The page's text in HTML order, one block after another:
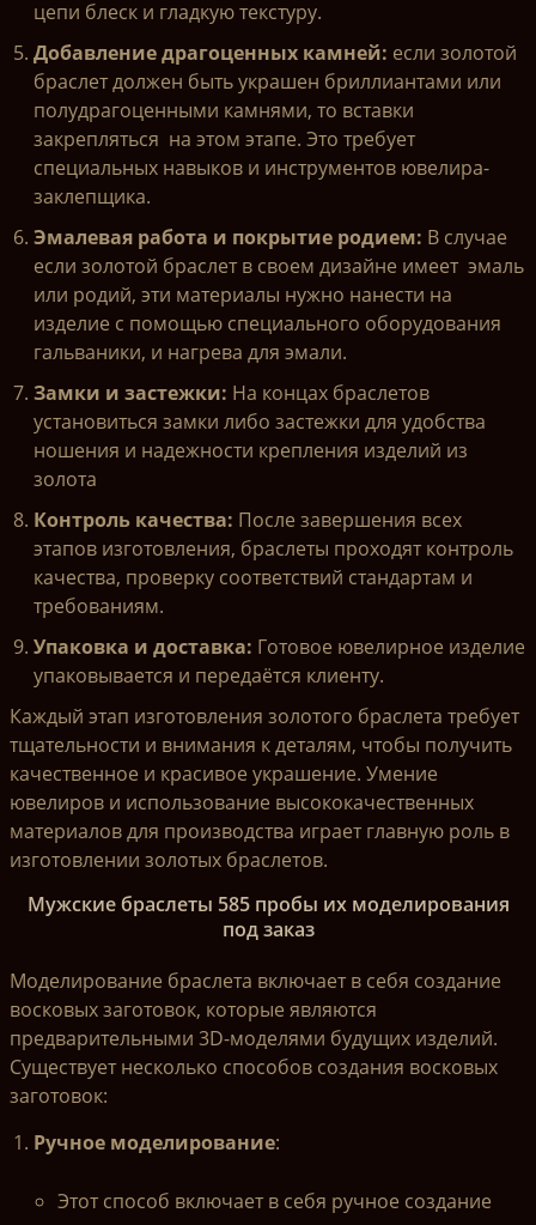
цепи блеск и гладкую текстуру.
Добавление драгоценных камней: если золотой
браслет должен быть украшен бриллиантами или
полудрагоценными камнями, то вставки
закрепляться на этом этапе. Это требует
специальных навыков и инструментов ювелира-
заклепщика.
Эмалевая работа и покрытие родием: В случае
если золотой браслет в своем дизайне имеет эмаль
или родий, эти материалы нужно нанести на
изделие с помощью специального оборудования
гальваники, и нагрева для эмали.
Замки и застежки: На концах браслетов
установиться замки либо застежки для удобства
ношения и надежности крепления изделий из
золота
Контроль качества: После завершения всех
этапов изготовления, браслеты проходят контроль
качества, проверку соответствий стандартам и
требованиям.
Упаковка и доставка: Готовое ювелирное изделие
упаковывается и передаётся клиенту.
Каждый этап изготовления золотого браслета требует
тщательности и внимания к деталям, чтобы получить
качественное и красивое украшение. Умение
ювелиров и использование высококачественных
материалов для производства играет главную роль в
изготовлении золотых браслетов.
Мужские браслеты 585 пробы их моделирования
под заказ
Моделирование браслета включает в себя создание
восковых заготовок, которые являются
предварительными 3D-моделями будущих изделий.
Существует несколько способов создания восковых
заготовок:
Ручное моделирование:
Этот способ включает в себя ручное создание